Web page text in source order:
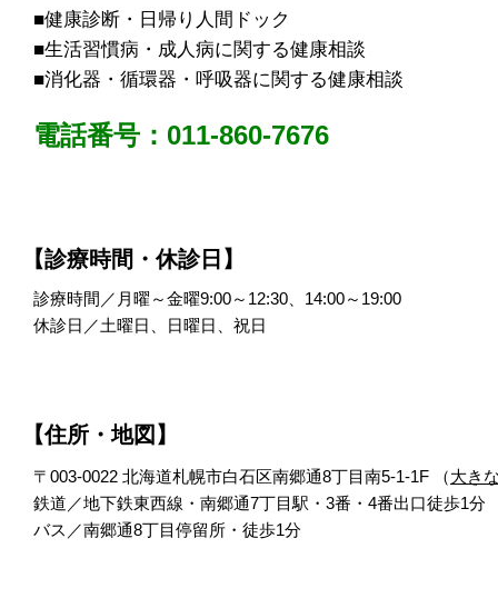
■健康診断・日帰り人間ドック
■生活習慣病・成人病に関する健康相談
■消化器・循環器・呼吸器に関する健康相談
電話番号：011-860-7676
【診療時間・休診日】
診療時間／月曜～金曜9:00～12:30、14:00～19:00
休診日／土曜日、日曜日、祝日
【住所・地図】
〒003-0022 北海道札幌市白石区南郷通8丁目南5-1-1F （大き
鉄道／地下鉄東西線・南郷通7丁目駅・3番・4番出口徒歩1分
バス／南郷通8丁目停留所・徒歩1分